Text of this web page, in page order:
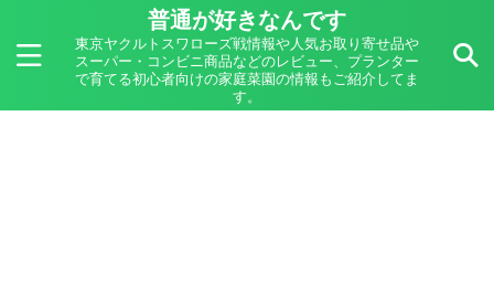
普通が好きなんです
東京ヤクルトスワローズ戦情報や人気お取り寄せ品や
スーパー・コンビニ商品などのレビュー、プランター
で育てる初心者向けの家庭菜園の情報もご紹介してま
す。